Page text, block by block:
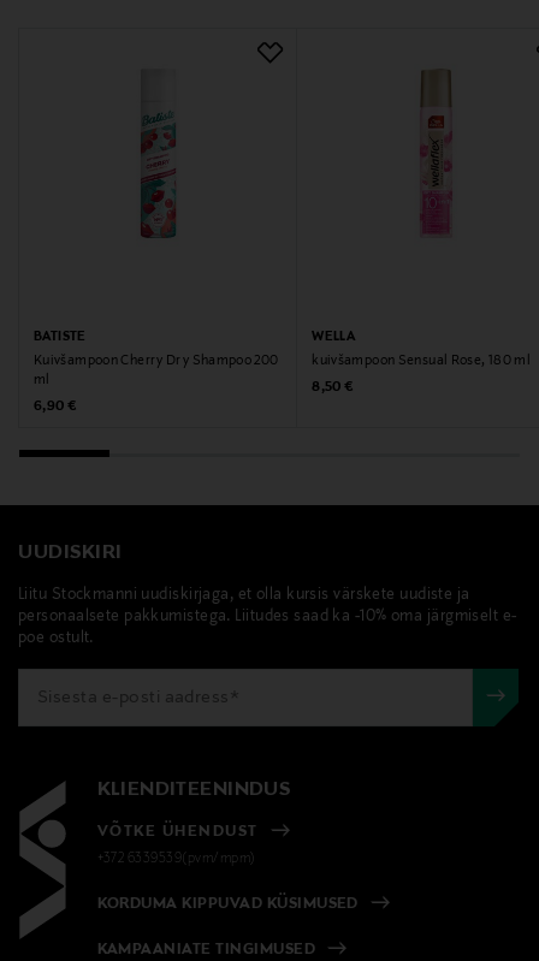
BATISTE
Kuivšampoon Cherry Dry Shampoo 200
ml
Original Price
6,90 €
WELLA
kuivšampoon Sensual Rose, 180 ml
Original Price
8,50 €
UUDISKIRI
Liitu Stockmanni uudiskirjaga, et olla kursis värskete uudiste ja
personaalsete pakkumistega. Liitudes saad ka -10% oma järgmiselt e-
poe ostult.
KLIENDITEENINDUS
VÕTKE ÜHENDUST
+372 6339539(pvm/mpm)
KORDUMA KIPPUVAD KÜSIMUSED
KAMPAANIATE TINGIMUSED